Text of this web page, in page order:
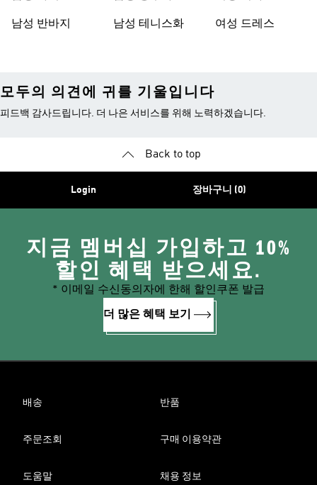
남성 반바지 남성 테니스화 여성 드레스
모두의 의견에 귀를 기울입니다
피드백 감사드립니다. 더 나은 서비스를 위해 노력하겠습니다.
Back to top
Login 장바구니 (0)
지금 멤버십 가입하고 10%
할인 혜택 받으세요.
* 이메일 수신동의자에 한해 할인쿠폰 발급
더 많은 혜택 보기
배송 반품
주문조회 구매 이용약관
도움말 채용 정보